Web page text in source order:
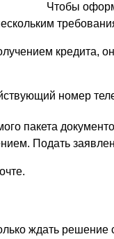
Чтобы
кредита,
номер
пакета
Подать
ждать